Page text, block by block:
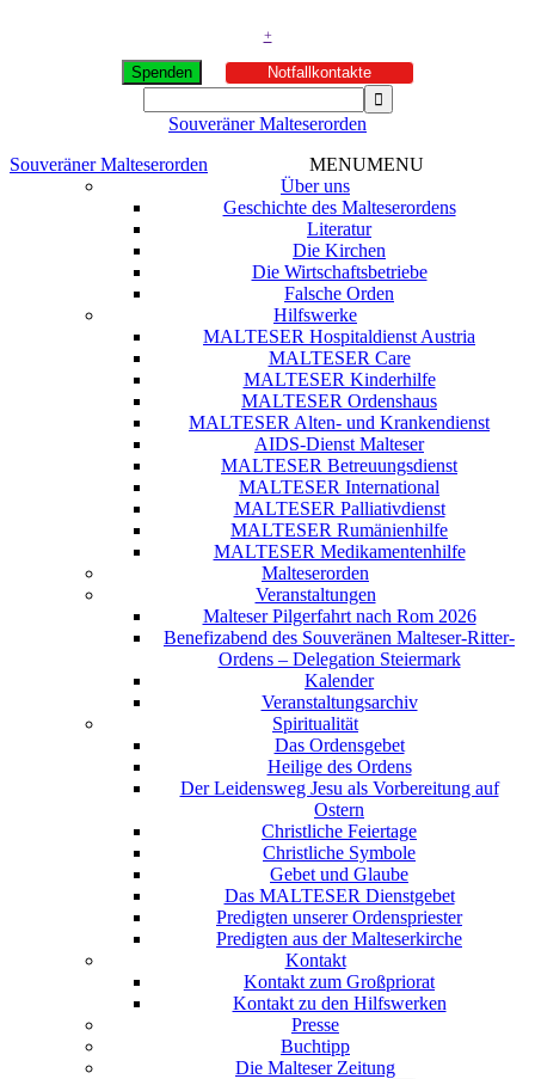
+
Spenden Notfallkontakte
Souveräner Malteserorden
Souveräner Malteserorden
MENUMENU
Über uns
Geschichte des Malteserordens
Literatur
Die Kirchen
Die Wirtschaftsbetriebe
Falsche Orden
Hilfswerke
MALTESER Hospitaldienst Austria
MALTESER Care
MALTESER Kinderhilfe
MALTESER Ordenshaus
MALTESER Alten- und Krankendienst
AIDS-Dienst Malteser
MALTESER Betreuungsdienst
MALTESER International
MALTESER Palliativdienst
MALTESER Rumänienhilfe
MALTESER Medikamentenhilfe
Malteserorden
Veranstaltungen
Malteser Pilgerfahrt nach Rom 2026
Benefizabend des Souveränen Malteser-Ritter-
Ordens – Delegation Steiermark
Kalender
Veranstaltungsarchiv
Spiritualität
Das Ordensgebet
Heilige des Ordens
Der Leidensweg Jesu als Vorbereitung auf
Ostern
Christliche Feiertage
Christliche Symbole
Gebet und Glaube
Das MALTESER Dienstgebet
Predigten unserer Ordenspriester
Predigten aus der Malteserkirche
Kontakt
Kontakt zum Großpriorat
Kontakt zu den Hilfswerken
Presse
Buchtipp
Die Malteser Zeitung